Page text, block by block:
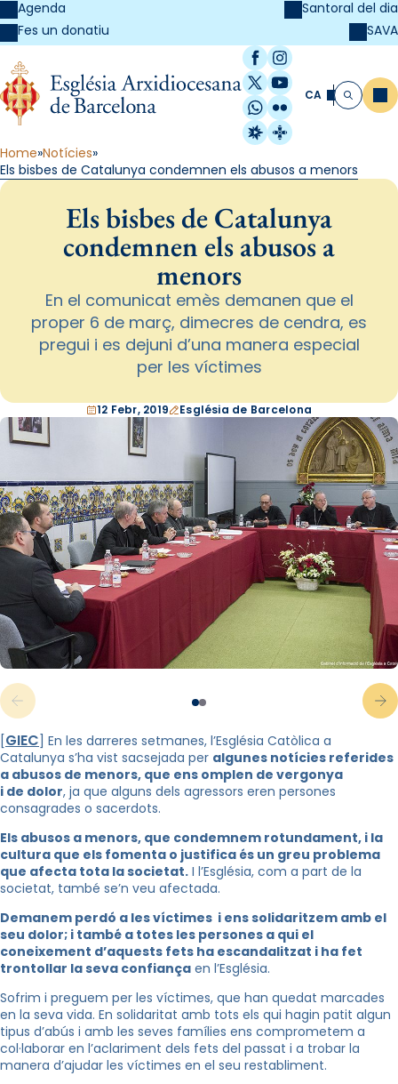
Agenda
Fes un donatiu
Santoral del dia
SAVA
Facebook
Instagram
X / Twitter
YouTube
WhatsApp
Flickr
Radio Estel
Catalunya
CA Cerca
Home Notícies
Els bisbes de Catalunya condemnen els abusos a menors
Els bisbes de Catalunya
condemnen els abusos a
menors
En el comunicat emès demanen que el
proper 6 de març, dimecres de cendra, es
pregui i es dejuni d’una manera especial
per les víctimes
12 Febr, 2019 Església de Barcelona
[GIEC] En les darreres setmanes, l’Església Catòlica a
Catalunya s’ha vist sacsejada per algunes notícies referides
a abusos de menors, que ens omplen de vergonya
i de dolor, ja que alguns dels agressors eren persones
consagrades o sacerdots.
Els abusos a menors, que condemnem rotundament, i la
cultura que els fomenta o justifica és un greu problema
que afecta tota la societat. I l’Església, com a part de la
societat, també se’n veu afectada.
Demanem perdó a les víctimes i ens solidaritzem amb el
seu dolor; i també a totes les persones a qui el
coneixement d’aquests fets ha escandalitzat i ha fet
trontollar la seva confiança en l’Església.
Sofrim i preguem per les víctimes, que han quedat marcades
en la seva vida. En solidaritat amb tots els qui hagin patit algun
tipus d’abús i amb les seves famílies ens comprometem a
col·laborar en l’aclariment dels fets del passat i a trobar la
manera d’ajudar les víctimes en el seu restabliment.